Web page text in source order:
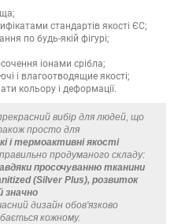
стандартів якості ЄС;
по будь-якій фігурі;
іонами срібла;
і влагоотводящие якості;
кольору і деформації.
вибір для людей, що
просто для
і термоактивні якості
продуманого складу:
просочуванню тканини
(Silver Plus), розвиток
значно
дизайн обов'язково
кожному.